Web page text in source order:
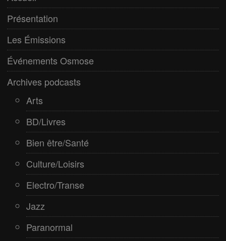
Electro/Transe
Paranormal
Pop/Rock
Rap
Spiritualité
Présentation
Les Émissions
Événements Osmose
Archives podcasts
Arts
BD/Livres
Bien être/Santé
Culture/Loisirs
Electro/Transe
Jazz
Paranormal